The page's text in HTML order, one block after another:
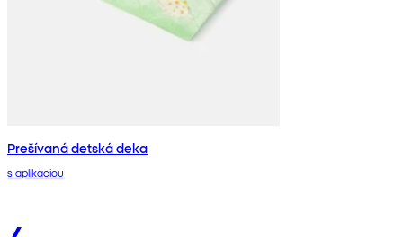
Prešívaná detská deka
s aplikáciou